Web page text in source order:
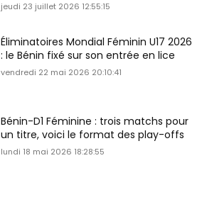
jeudi 23 juillet 2026 12:55:15
Éliminatoires Mondial Féminin U17 2026
: le Bénin fixé sur son entrée en lice
vendredi 22 mai 2026 20:10:41
Bénin-D1 Féminine : trois matchs pour
un titre, voici le format des play-offs
lundi 18 mai 2026 18:28:55